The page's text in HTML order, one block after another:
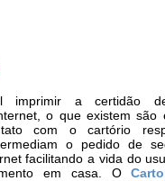
imprimir a certidão
o que existem são
com o cartório
o pedido de
facilitando a vida do
em casa. O